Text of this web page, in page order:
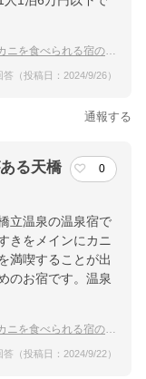
られる宿のおすすめは？
（投稿日：2024/9/26）
通報する
る天橋
0
立温泉の温泉宿で
きをメインにカニ
満喫することが出
のお宿です。温泉
られる宿のおすすめは？
（投稿日：2024/9/22）